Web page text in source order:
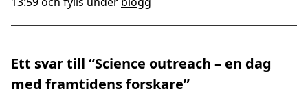
Ett svar till “Science outreach – en dag
med framtidens forskare”